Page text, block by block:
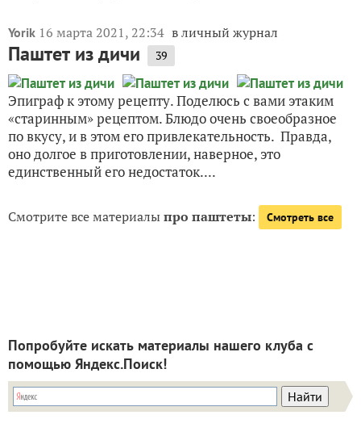
Yorik 16 марта 2021, 22:34 в личный журнал
Паштет из дичи 39
Эпиграф к этому рецепту. Поделюсь с вами этаким
«старинным» рецептом. Блюдо очень своеобразное
по вкусу, и в этом его привлекательность. Правда,
оно долгое в приготовлении, наверное, это
единственный его недостаток....
Смотрите все материалыпро паштеты: Смотреть все
Попробуйте искать материалы нашего клуба с
помощью Яндекс.Поиск!